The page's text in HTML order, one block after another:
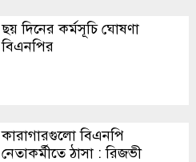
ছয় দিনের কর্মসূচি ঘোষণা
বিএনপির
কারাগারগুলো বিএনপি
নেতাকর্মীতে ঠাসা : রিজভী